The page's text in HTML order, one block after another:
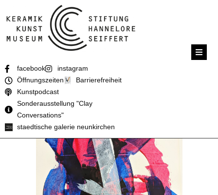
facebook
instagram
Öffnungszeiten
Barrierefreiheit
Kunstpodcast
Sonderausstellung "Clay
Conversations"
staedtische galerie neunkirchen